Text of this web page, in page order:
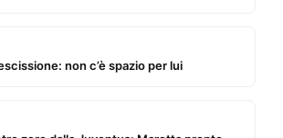
non c’è spazio per lui